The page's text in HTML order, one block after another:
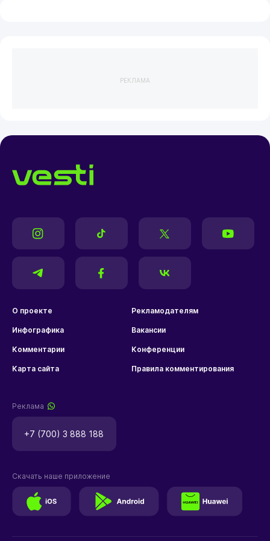
РЕКЛАМА
О проекте Рекламодателям
Инфографика Вакансии
Комментарии Конференции
Карта сайта Правила комментирования
Реклама
+7 (700) 3 888 188
Скачать наше приложение